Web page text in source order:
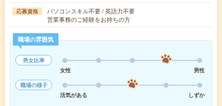
応募資格
パソコンスキル不要 / 英語力不要
営業事務のご経験をお持ちの方
職場の雰囲気
男女比率
女性
男性
職場の様子
活気がある
しずか